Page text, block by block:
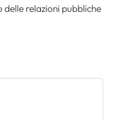
relazioni pubbliche